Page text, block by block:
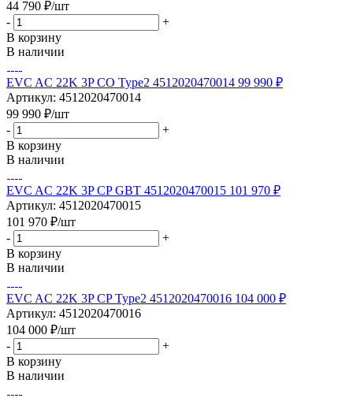
44 790 ₽/шт
-
+
В корзину
В наличии
EVC AC 22K 3P CO Type2 4512020470014 99 990 ₽
Артикул: 4512020470014
99 990 ₽/шт
-
+
В корзину
В наличии
EVC AC 22K 3P CP GBT 4512020470015 101 970 ₽
Артикул: 4512020470015
101 970 ₽/шт
-
+
В корзину
В наличии
EVC AC 22K 3P CP Type2 4512020470016 104 000 ₽
Артикул: 4512020470016
104 000 ₽/шт
-
+
В корзину
В наличии